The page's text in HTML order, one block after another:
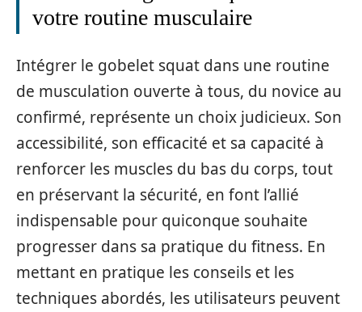
votre routine musculaire
Intégrer le gobelet squat dans une routine
de musculation ouverte à tous, du novice au
confirmé, représente un choix judicieux. Son
accessibilité, son efficacité et sa capacité à
renforcer les muscles du bas du corps, tout
en préservant la sécurité, en font l’allié
indispensable pour quiconque souhaite
progresser dans sa pratique du fitness. En
mettant en pratique les conseils et les
techniques abordés, les utilisateurs peuvent